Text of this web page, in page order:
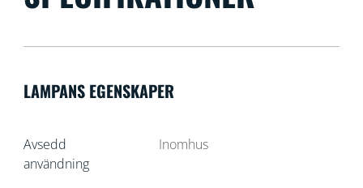
LAMPANS EGENSKAPER
Avsedd
användning
Inomhus